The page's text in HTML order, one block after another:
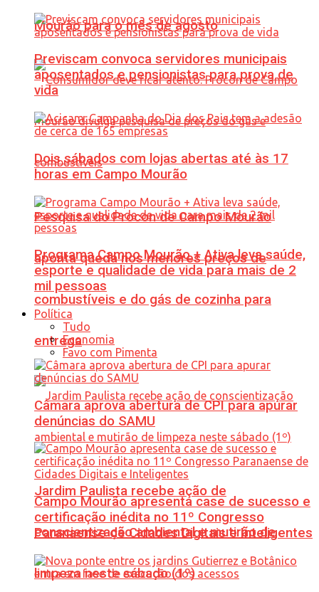
Mourão para o mês de agosto
Pesquisa do Procon de Campo Mourão
aponta queda nos menores preços de
combustíveis e do gás de cozinha para
entrega
Jardim Paulista recebe ação de
conscientização ambiental e mutirão de
limpeza neste sábado (1º)
Previscam convoca servidores municipais
aposentados e pensionistas para prova de
vida
Dois sábados com lojas abertas até às 17
horas em Campo Mourão
Programa Campo Mourão + Ativa leva saúde,
esporte e qualidade de vida para mais de 2
mil pessoas
Política
Tudo
Economia
Favo com Pimenta
Câmara aprova abertura de CPI para apurar
denúncias do SAMU
Campo Mourão apresenta case de sucesso e
certificação inédita no 11º Congresso
Paranaense de Cidades Digitais e Inteligentes